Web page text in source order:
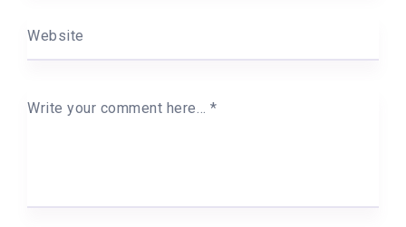
Website
Write your comment here… *